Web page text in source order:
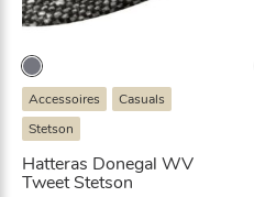
Accessoires
Casuals
Stetson
Hatteras Donegal WV
Tweet Stetson